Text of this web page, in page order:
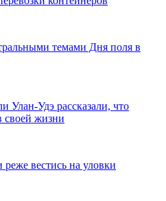
темами Дня поля в
Улан-Удэ рассказали, что
своей жизни
вестись на уловки